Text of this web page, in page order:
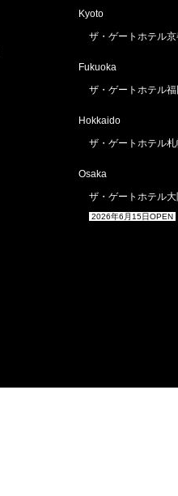
Kyoto
ザ・ゲートホテル
Fukuoka
ザ・ゲートホテル
Hokkaido
ザ・ゲートホテル
Osaka
ザ・ゲートホテル
2026年6月15日OPEN